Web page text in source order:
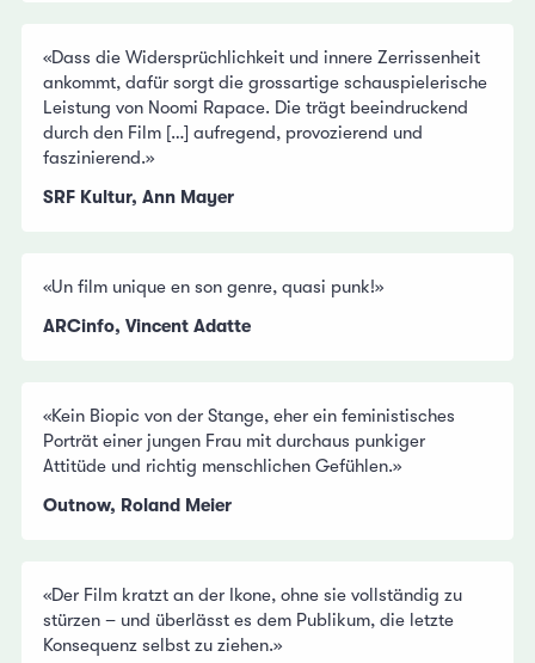
«Dass die Widersprüchlichkeit und innere Zerrissenheit
ankommt, dafür sorgt die grossartige schauspielerische
Leistung von Noomi Rapace. Die trägt beeindruckend
durch den Film […] aufregend, provozierend und
faszinierend.»
SRF Kultur, Ann Mayer
«Un film unique en son genre, quasi punk!»
ARCinfo, Vincent Adatte
«Kein Biopic von der Stange, eher ein feministisches
Porträt einer jungen Frau mit durchaus punkiger
Attitüde und richtig menschlichen Gefühlen.»
Outnow, Roland Meier
«Der Film kratzt an der Ikone, ohne sie vollständig zu
stürzen – und überlässt es dem Publikum, die letzte
Konsequenz selbst zu ziehen.»